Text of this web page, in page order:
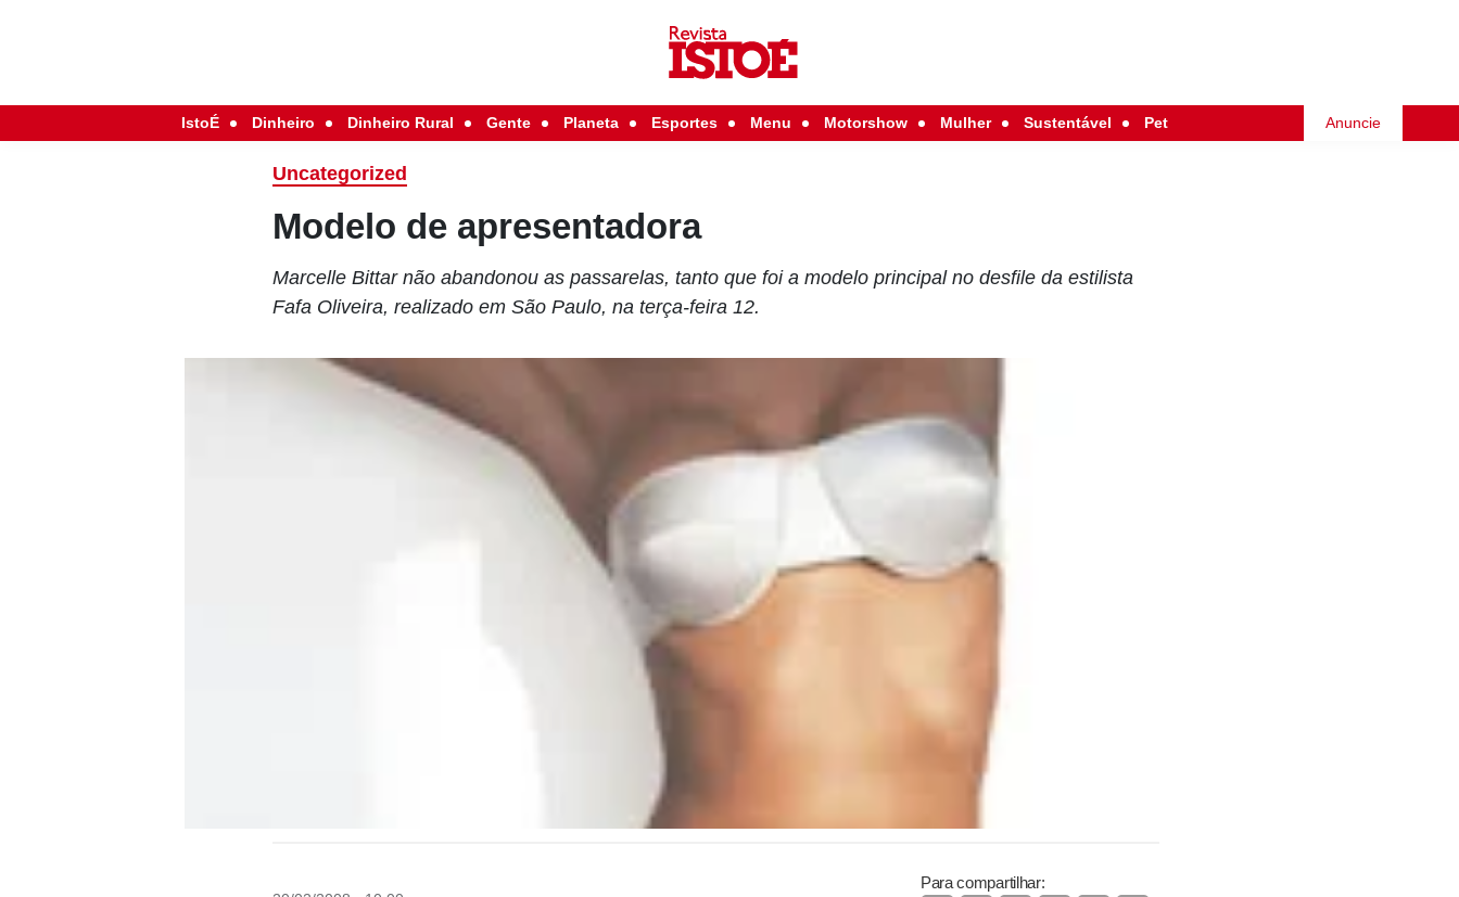
IstoÉ Dinheiro Dinheiro Rural Gente Planeta Esportes Menu Motorshow Mulher Sustentável Pet Anuncie
Uncategorized
Modelo de apresentadora
Marcelle Bittar não abandonou as passarelas, tanto que foi a modelo principal no desfile da estilista
Fafa Oliveira, realizado em São Paulo, na terça-feira 12.
Para compartilhar: